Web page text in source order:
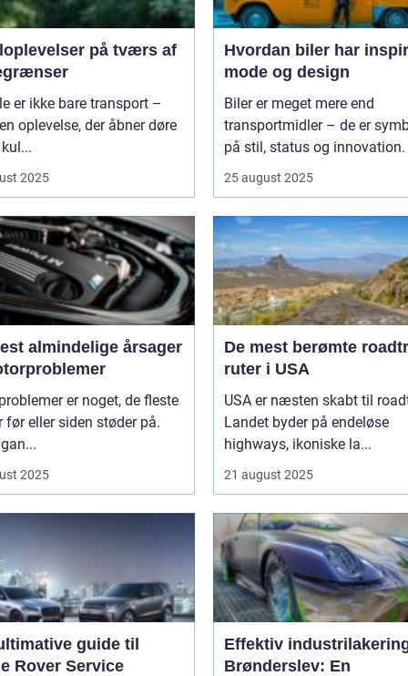
på tværs af
er ikke bare transport –
oplevelse, der åbner døre
2025
Hvordan biler har
mode og design
Biler er meget mere end
transportmidler – de er
på stil, status og innovation.
25 august 2025
almindelige årsager
er noget, de fleste
før eller siden støder på.
2025
De mest berømte
ruter i USA
USA er næsten skabt til
Landet byder på endeløse
highways, ikoniske la...
21 august 2025
guide til
Rover Service
Effektiv
Brønderslev: En